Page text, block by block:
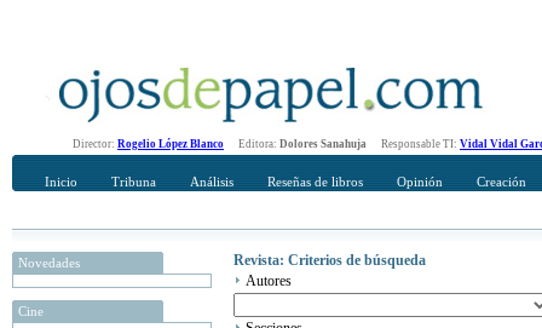
Director: Rogelio López Blanco Editora: Dolores Sanahuja Responsable TI: Vidal Vidal
Inicio Tribuna Análisis Reseñas de libros Opinión Creación
Novedades
Cine
Revista: Criterios de búsqueda
Autores